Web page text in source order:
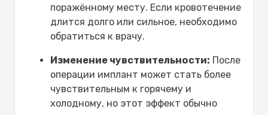
поражённому месту. Если кровотечение
длится долго или сильное, необходимо
обратиться к врачу.
Изменение чувствительности: После
операции имплант может стать более
чувствительным к горячему и
холодному, но этот эффект обычно